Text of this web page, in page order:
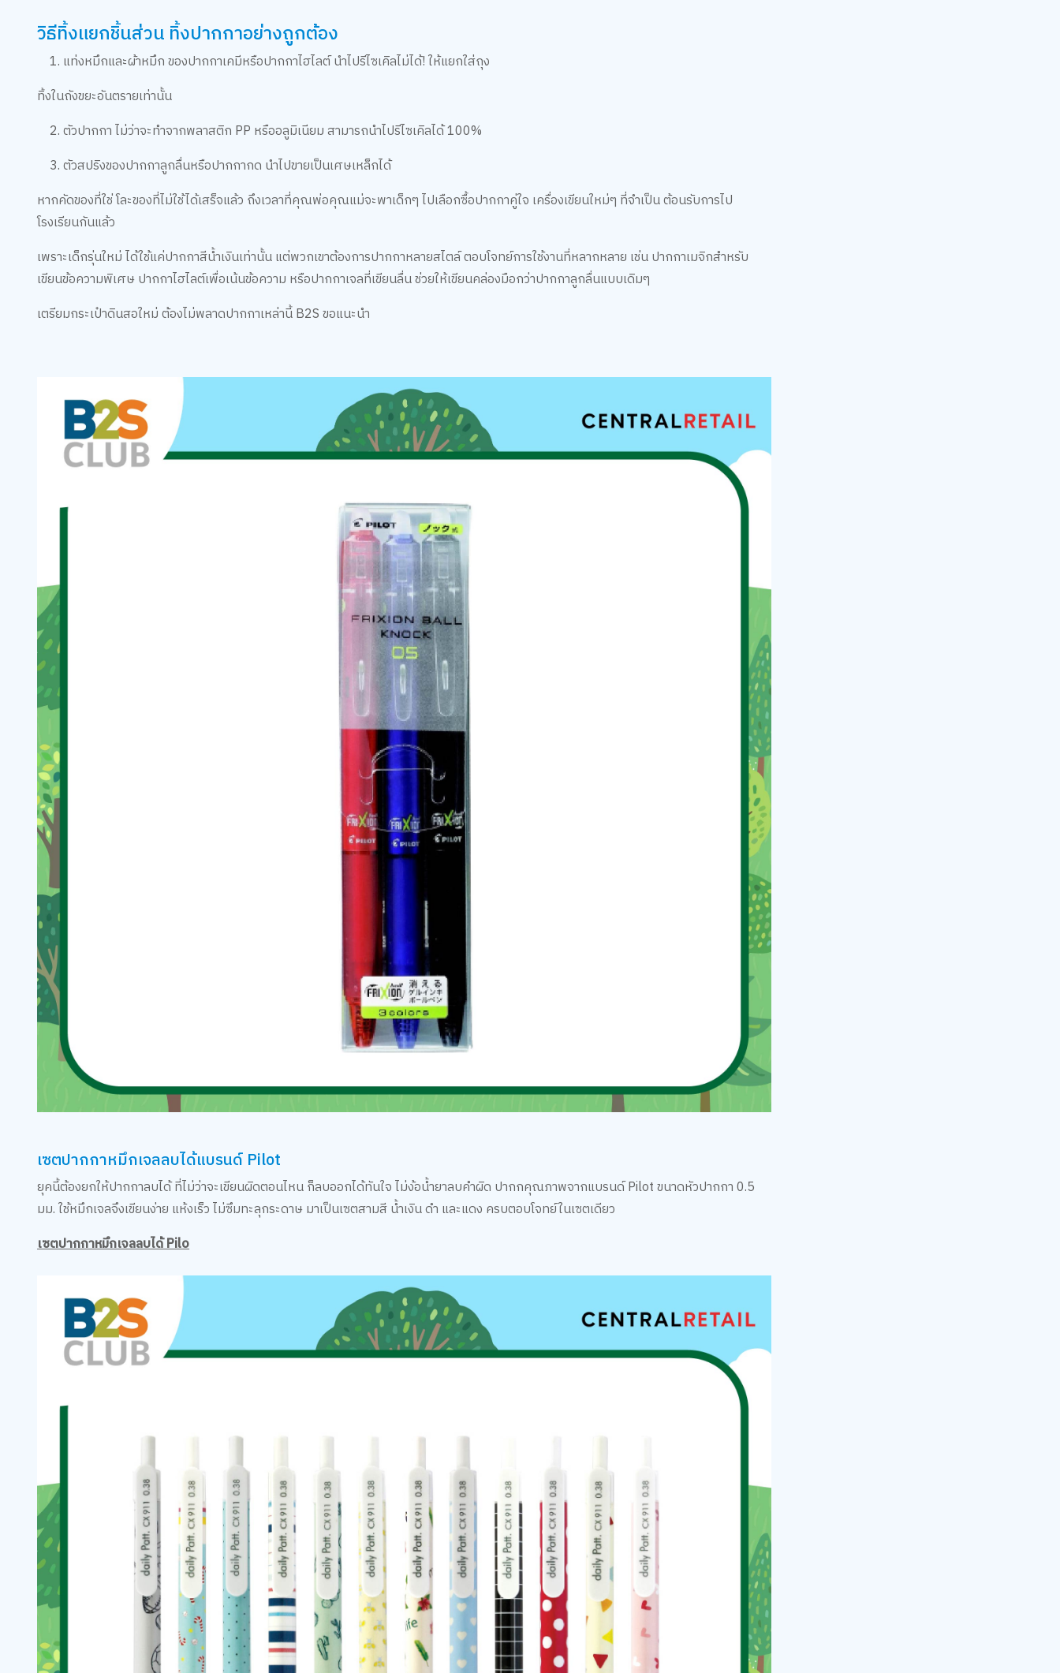
วิธีทิ้งแยกชิ้นส่วน ทิ้งปากกาอย่างถูกต้อง
1. แท่งหมึกและผ้าหมึก ของปากกาเคมีหรือปากกาไฮไลต์ นำไปรีไซเคิลไม่ได้! ให้แยกใส่ถุง
ทิ้งในถังขยะอันตรายเท่านั้น
2. ตัวปากกา ไม่ว่าจะทำจากพลาสติก PP หรืออลูมิเนียม สามารถนำไปรีไซเคิลได้ 100%
3. ตัวสปริงของปากกาลูกลื่นหรือปากกากด นำไปขายเป็นเศษเหล็กได้
หากคัดของที่ใช่ โละของที่ไม่ใช้ได้เสร็จแล้ว ถึงเวลาที่คุณพ่อคุณแม่จะพาเด็กๆ ไปเลือกซื้อปากกาคู่ใจ เครื่องเขียนใหม่ๆ ที่จำเป็น ต้อนรับการไป
โรงเรียนกันแล้ว
เพราะเด็กรุ่นใหม่ ได้ใช้แค่ปากกาสีน้ำเงินเท่านั้น แต่พวกเขาต้องการปากกาหลายสไตล์ ตอบโจทย์การใช้งานที่หลากหลาย เช่น ปากกาเมจิกสำหรับ
เขียนข้อความพิเศษ ปากกาไฮไลต์เพื่อเน้นข้อความ หรือปากกาเจลที่เขียนลื่น ช่วยให้เขียนคล่องมือกว่าปากกาลูกลื่นแบบเดิมๆ
เตรียมกระเป๋าดินสอใหม่ ต้องไม่พลาดปากกาเหล่านี้ B2S ขอแนะนำ
เซตปากกาหมึกเจลลบได้แบรนด์ Pilot
ยุคนี้ต้องยกให้ปากกาลบได้ ที่ไม่ว่าจะเขียนผิดตอนไหน ก็ลบออกได้ทันใจ ไม่ง้อน้ำยาลบคำผิด ปากกคุณภาพจากแบรนด์ Pilot ขนาดหัวปากกา 0.5
มม. ใช้หมึกเจลจึงเขียนง่าย แห้งเร็ว ไม่ซึมทะลุกระดาษ มาเป็นเซตสามสี น้ำเงิน ดำ และแดง ครบตอบโจทย์ในเซตเดียว
เซตปากกาหมึกเจลลบได้ Pilo